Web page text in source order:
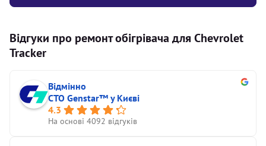
Відгуки про ремонт обігрівача для Chevrolet
Tracker
Відмінно
СТО Genstar™ у Києві
4.3
На основі 4092 відгуків